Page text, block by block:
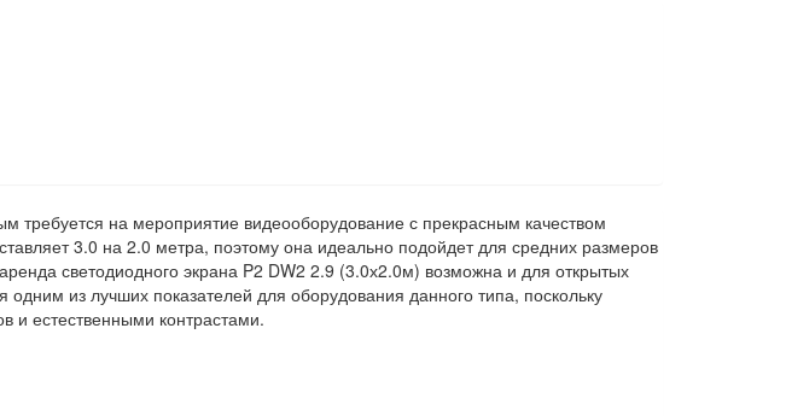
требуется на мероприятие видеооборудование с прекрасным качеством
3.0 на 2.0 метра, поэтому она идеально подойдет для средних размеров
светодиодного экрана P2 DW2 2.9 (3.0х2.0м) возможна и для открытых
из лучших показателей для оборудования данного типа, поскольку
и естественными контрастами.